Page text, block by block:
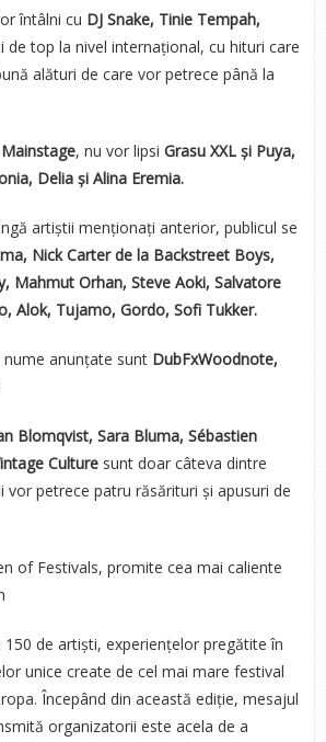
întâlni cu DJ Snake, Tinie Tempah,
de top la nivel internațional, cu hituri care
alături de care vor petrece până la
Mainstage, nu vor lipsi Grasu XXL și Puya,
Delia și Alina Eremia.
artiștii menționați anterior, publicul se
Nick Carter de la Backstreet Boys,
Mahmut Orhan, Steve Aoki, Salvatore
Alok, Tujamo, Gordo, Sofi Tukker.
nume anunțate sunt DubFxWoodnote,
Blomqvist, Sara Bluma, Sébastien
Culture sunt doar câteva dintre
vor petrece patru răsărituri și apusuri de
of Festivals, promite cea mai caliente
de artiști, experiențelor pregătite în
unice create de cel mai mare festival
Începând din această ediție, mesajul
organizatorii este acela de a